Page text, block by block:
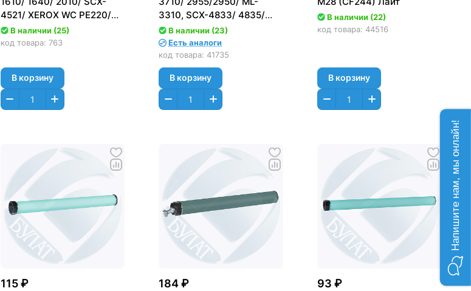
4521/ XEROX WC PE220/
Phaser 3117/ 3122/ 3200
Asia AC
В наличии (25)
код товара: 763
В корзину
3310, SCX-4833/ 4835/
5637/ 5639/ 5737/ 5739
Xerox Phaser
3320/WC3315 (39T) Лайт
В наличии (23)
Есть аналоги
код товара:41735
В корзину
В наличии (22)
код товара:44516
В корзину
115 ₽ 184 ₽ 93 ₽
Напишите нам, мы онлайн!